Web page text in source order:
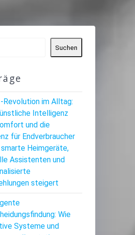
Suchen
Revolution im Alltag:
Intelligenz
und die
für Endverbraucher
Heimgeräte,
Assistenten und
steigert
Wie
Systeme und